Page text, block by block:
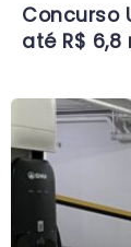
Concurso
até R$ 6,8